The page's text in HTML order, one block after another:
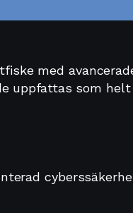
med
uppfattas som